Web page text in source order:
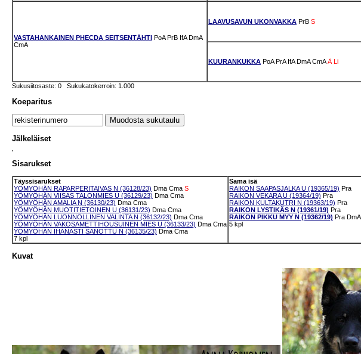
VASTAHANKAINEN PHECDA SEITSENTÄHTI PoA PrB IfA DmA
CmA
LAAVUSAVUN UKONVAKKA PrB S
KUURANKUKKA PoA PrA IfA DmA CmA Ä Li
Sukusiitosaste: 0 Sukukatokerroin: 1.000
Koeparitus
Jälkeläiset
Sisarukset
Täyssisarukset
YÖMYÖHÄN RAPARPERITAIVAS N (36128/23) Dma Cma S
YÖMYÖHÄN VIISAS TALONMIES U (36129/23) Dma Cma
YÖMYÖHÄN AMALIA N (36130/23) Dma Cma
YÖMYÖHÄN MUOTITIETOINEN U (36131/23) Dma Cma
YÖMYÖHÄN LUONNOLLINEN VALINTA N (36132/23) Dma Cma
YÖMYÖHÄN VAKOSAMETTIHOUSUINEN MIES U (36133/23) Dma Cma
YÖMYÖHÄN IHANASTI SANOTTU N (36135/23) Dma Cma
7 kpl
Sama isä
RAIKON SAAPASJALKA U (19365/19) Pra
RAIKON VEKARA U (19364/19) Pra
RAIKON KULTAKUTRI N (19363/19) Pra
RAIKON LYSTIKÄS N (19361/19) Pra
RAIKON PIKKU MYY N (19362/19) Pra DmA
5 kpl
Kuvat